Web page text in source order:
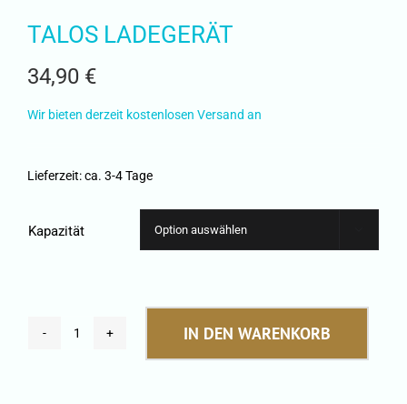
TALOS LADEGERÄT
34,90 €
Wir bieten derzeit kostenlosen Versand an
Lieferzeit:ca. 3-4 Tage
Kapazität
TALOS
LADEGERÄT
IN DEN WARENKORB